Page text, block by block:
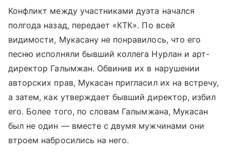
Конфликт между участниками дуэта начался
полгода назад, передает «КТК». По всей
видимости, Мукасану не понравилось, что его
песню исполняли бывший коллега Нурлан и арт-
директор Галымжан. Обвинив их в нарушении
авторских прав, Мукасан пригласил их на встречу,
а затем, как утверждает бывший директор, избил
его. Более того, по словам Галымжана, Мукасан
был не один — вместе с двумя мужчинами они
втроем набросились на него.